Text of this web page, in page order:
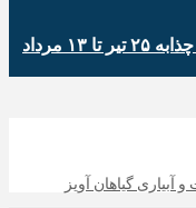
اطلاع‌نگاشت| تردد مسافر از پایانه‌ مرزی چذابه ۲۵ تیر تا ۱۳ مرداد
گیاهان آویز